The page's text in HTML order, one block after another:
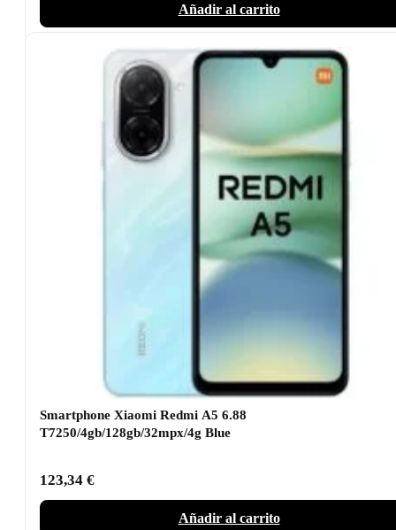
Añadir al carrito
Smartphone Xiaomi Redmi A5 6.88
T7250/4gb/128gb/32mpx/4g Blue
123,34 €
Añadir al carrito